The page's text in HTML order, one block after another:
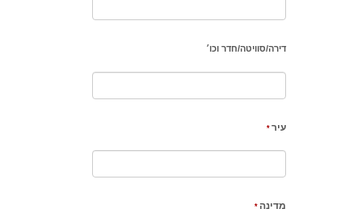
דירה/סוויטה/חדר וכו׳
עיר
מדינה